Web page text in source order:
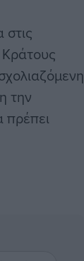
την
πρέπει